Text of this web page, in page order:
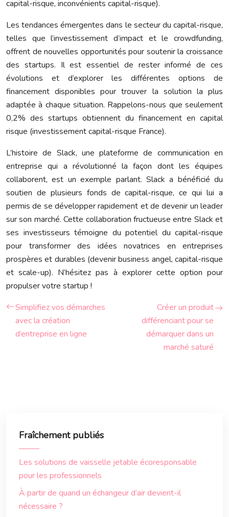
capital-risque, inconvénients capital-risque).
Les tendances émergentes dans le secteur du capital-risque,
telles que l’investissement d’impact et le crowdfunding,
offrent de nouvelles opportunités pour soutenir la croissance
des startups. Il est essentiel de rester informé de ces
évolutions et d’explorer les différentes options de
financement disponibles pour trouver la solution la plus
adaptée à chaque situation. Rappelons-nous que seulement
0,2% des startups obtiennent du financement en capital
risque (investissement capital-risque France).
L’histoire de Slack, une plateforme de communication en
entreprise qui a révolutionné la façon dont les équipes
collaborent, est un exemple parlant. Slack a bénéficié du
soutien de plusieurs fonds de capital-risque, ce qui lui a
permis de se développer rapidement et de devenir un leader
sur son marché. Cette collaboration fructueuse entre Slack et
ses investisseurs témoigne du potentiel du capital-risque
pour transformer des idées novatrices en entreprises
prospères et durables (devenir business angel, capital-risque
et scale-up). N’hésitez pas à explorer cette option pour
propulser votre startup !
Simplifiez vos démarches
avec la création
d’entreprise en ligne
Créer un produit
différenciant pour se
démarquer dans un
marché saturé
Fraîchement publiés
Les solutions de vaisselle jetable écoresponsable
pour les professionnels
À partir de quand un échangeur d’air devient-il
nécessaire ?